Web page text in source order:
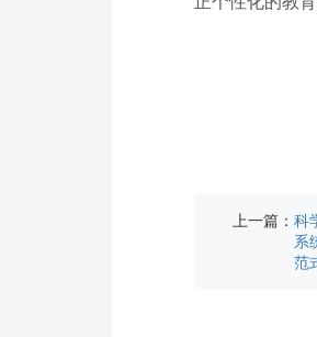
上一篇： 科
系
范